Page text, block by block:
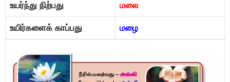
உயர்ந்து நிற்பது மலை
உயிர்களைக் காப்பது மழை